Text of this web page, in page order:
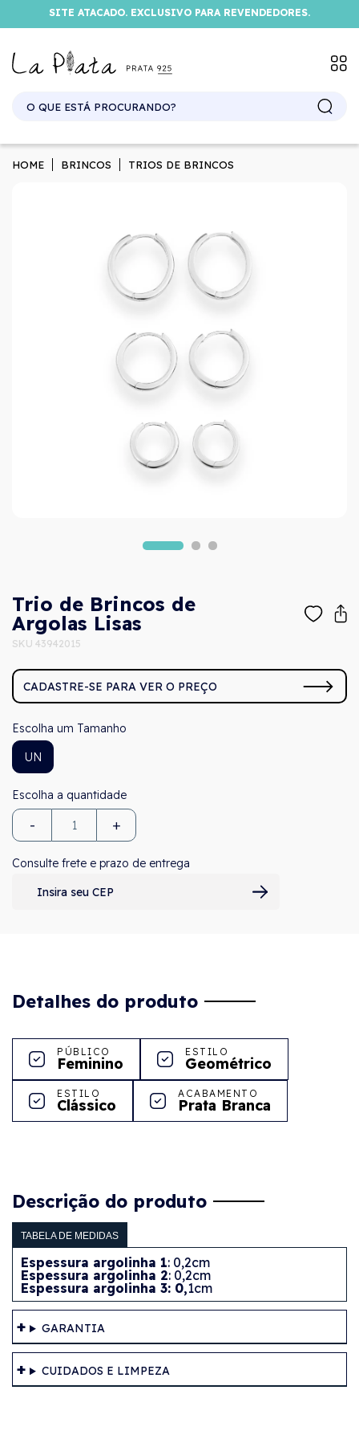
SITE ATACADO. EXCLUSIVO PARA REVENDEDORES.
HOME BRINCOS TRIOS DE BRINCOS
Trio de Brincos de
Argolas Lisas
SKU 43942015
CADASTRE-SE PARA VER O PREÇO
Tamanho
UN
- +
Consulte frete e prazo de entrega
Detalhes do produto
PÚBLICO
Feminino
ESTILO
Geométrico
ESTILO
Clássico
ACABAMENTO
Prata Branca
Descrição do produto
TABELA DE MEDIDAS
Espessura argolinha 1: 0,2cm
Espessura argolinha 2: 0,2cm
Espessura argolinha 3: 0,1cm
GARANTIA
CUIDADOS E LIMPEZA